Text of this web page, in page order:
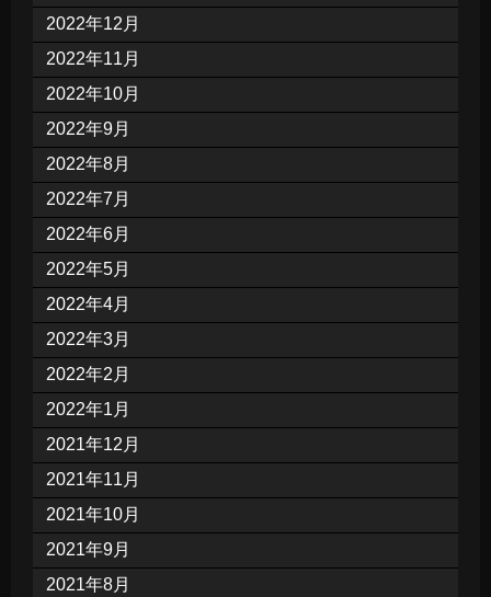
2022年12月
2022年11月
2022年10月
2022年9月
2022年8月
2022年7月
2022年6月
2022年5月
2022年4月
2022年3月
2022年2月
2022年1月
2021年12月
2021年11月
2021年10月
2021年9月
2021年8月